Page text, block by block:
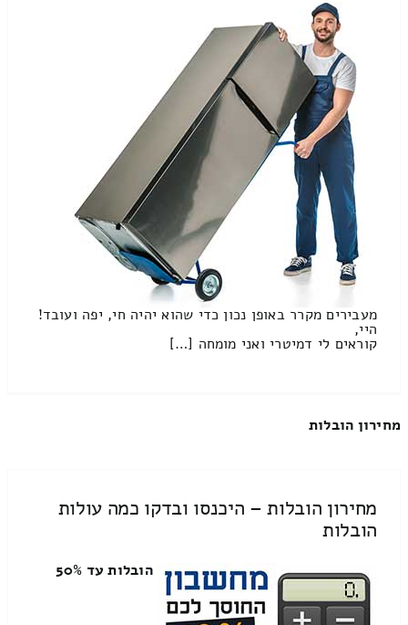
מעבירים מקרר באופן נכון כדי שהוא יהיה חי, יפה ועובד!
היי,
קוראים לי דמיטרי ואני מומחה […]
מחירון הובלות
מחירון הובלות – היכנסו ובדקו כמה עולות
הובלות
הובלות עד 50%